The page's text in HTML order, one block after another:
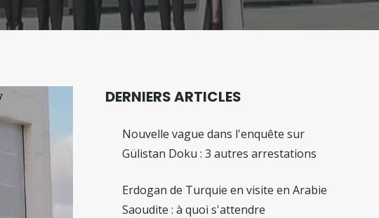
DERNIERS ARTICLES
Nouvelle vague dans l'enquête sur
Gülistan Doku : 3 autres arrestations
Erdogan de Turquie en visite en Arabie
Saoudite : à quoi s'attendre